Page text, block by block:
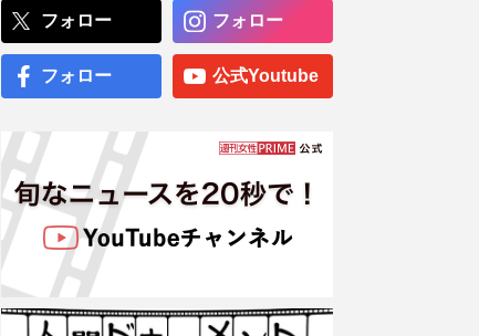
フォロー フォロー
フォロー 公式Youtube